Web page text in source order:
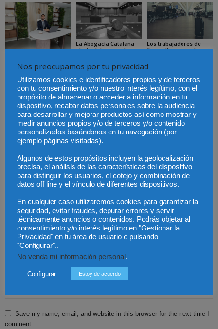
por qué TBF Abogados
es el referente en
derecho laboral en
Málaga
La Abogacía Catalana
alerta del riesgo de que
comprometan el
funcionamiento de la
Justicia
Los trabajadores de
Groundforce en el
huelga indefinida:
afectados reclamar
compensación?
Dejar una respuesta
Save my name, email, and website in this browser for the next time I
comment.
Nos preocupamos por tu privacidad
Utilizamos cookies e identificadores propios y de terceros
con tu consentimiento y/o nuestro interés legítimo, con el
propósito de almacenar o acceder a información en tu
dispositivo, recabar datos personales sobre la audiencia
para desarrollar y mejorar productos así como mostrar y
medir anuncios propios y/o de terceros y/o contenido
personalizados basándonos en tu navegación (por
ejemplo páginas visitadas).
Algunos de estos propósitos incluyen la geolocalización
precisa, el análisis de las características del dispositivo
para distinguir los usuarios, el cotejo y combinación de
datos off line y el vínculo de diferentes dispositivos.
En cualquier caso utilizaremos cookies para garantizar la
seguridad, evitar fraudes, depurar errores y servir
técnicamente anuncios o contenidos. Podrás objetar al
consentimiento y/o interés legítimo en "Gestionar la
Privacidad" en tu área de usuario o pulsando
"Configurar"..
No venda mi información personal .
Configurar Estoy de acuerdo